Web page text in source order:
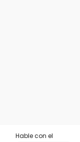
Hable con el